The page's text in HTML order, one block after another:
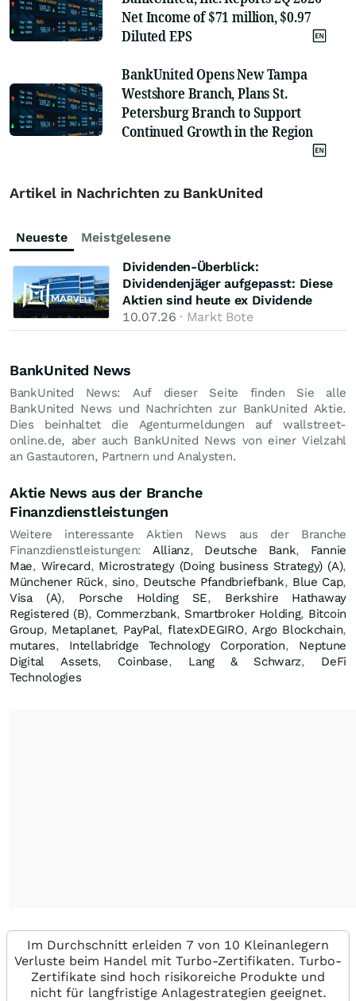
Net Income of $71 million, $0.97
Diluted EPS
BankUnited Opens New Tampa
Westshore Branch, Plans St.
Petersburg Branch to Support
Continued Growth in the Region
Artikel in Nachrichten zu BankUnited
Neueste
Meistgelesene
Dividenden-Überblick:
Dividendenjäger aufgepasst: Diese
Aktien sind heute ex Dividende
10.07.26 · Markt Bote
BankUnited News
BankUnited News: Auf dieser Seite finden Sie alle
BankUnited News und Nachrichten zur BankUnited Aktie.
Dies beinhaltet die Agenturmeldungen auf wallstreet-
online.de, aber auch BankUnited News von einer Vielzahl
an Gastautoren, Partnern und Analysten.
Aktie News aus der Branche
Finanzdienstleistungen
Weitere interessante Aktien News aus der Branche
Finanzdienstleistungen: Allianz, Deutsche Bank, Fannie
Mae, Wirecard, Microstrategy (Doing business Strategy) (A),
Münchener Rück, sino, Deutsche Pfandbriefbank, Blue Cap,
Visa (A), Porsche Holding SE, Berkshire Hathaway
Registered (B), Commerzbank, Smartbroker Holding, Bitcoin
Group, Metaplanet, PayPal,flatexDEGIRO,Argo Blockchain,
mutares, Intellabridge Technology Corporation, Neptune
Digital Assets, Coinbase, Lang & Schwarz, DeFi
Technologies
Im Durchschnitt erleiden 7 von 10 Kleinanlegern
Verluste beim Handel mit Turbo-Zertifikaten. Turbo-
Zertifikate sind hoch risikoreiche Produkte und
nicht für langfristige Anlagestrategien geeignet.